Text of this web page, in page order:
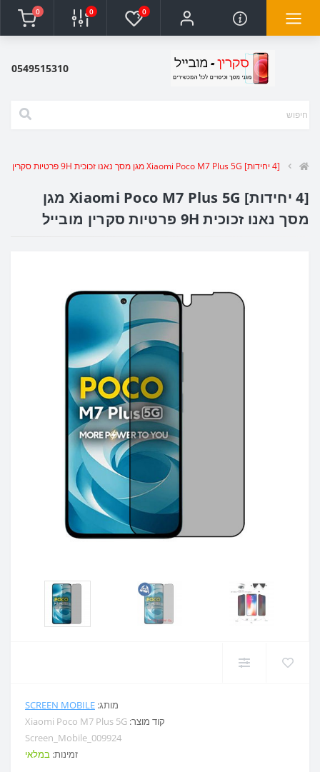
0
0
0
0549515310
[4 יחידות] Xiaomi Poco M7 Plus 5G מגן מסך נאנו זכוכית 9H פרטיות סקרין מובייל
[4 יחידות] Xiaomi Poco M7 Plus 5G מגן
מסך נאנו זכוכית 9H פרטיות סקרין מובייל
מותג: SCREEN MOBILE
קוד מוצר: Xiaomi Poco M7 Plus 5G
Screen_Mobile_009924
זמינות: במלאי